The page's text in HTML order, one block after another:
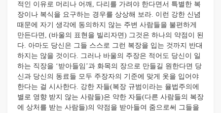
적인 이유로 머리나 어깨, 다리를 가려야 한다면서 특별한 복
장이나 복식을 요구하는 경우를 상상해 보라. 이런 강한 신념
때문에 자기 생각에 동의하지 않는 주변 사람들을 불편하게
만든다면, (바울의 표현을 빌리자면) 그것은 하나의 약점이 된
다. 아마도 당신은 그들 스스로 그런 복장을 입는 것까지 반대
하지는 않을 것이다. 그러나 바울의 주장은 적어도 당신이 일
하는 직장을 ‘받아들임’과 화목의 장으로 만들길 원한다면 당
신과 당신의 동료들 모두 주장자의 기준에 맞게 옷을 입어야
한다는 걸 시사한다. 강한 자들(복장 규범이라는 율법주의에
별로 영향 받지 않는 사람들)은 약한 자들(다른 사람들의 복장
에 상처를 받는 사람들)의 약점을 받아들여 줌으로써 그들을